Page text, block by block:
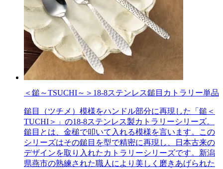
＜鎚～TSUCHI～＞18-8ステンレス鎚目カトラリー単品
鎚目（ツチメ）模様をハンドル部分に再現した「鎚＜
TUCHI＞」の18-8ステンレス製カトラリーシリーズ。
鎚目とは、金槌で叩いて入れる模様を言います。この
シリーズはその鎚目を型で精密に再現し、日本古来の
デザインを取り入れたカトラリーシリーズです。新潟
県燕市の熟練された職人により美しく磨きあげられた